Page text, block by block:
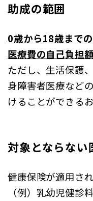
助成の範囲
0歳から18歳まで
医療費の自己負担
ただし、生活保護
身障害者医療など
けることができる
対象とならない
健康保険が適用さ
（例）乳幼児健診